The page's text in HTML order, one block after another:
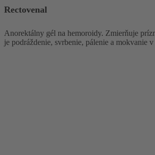
Rectovenal
Anorektálny gél na hemoroidy. Zmierňuje
je podráždenie, svrbenie, pálenie a mokvanie